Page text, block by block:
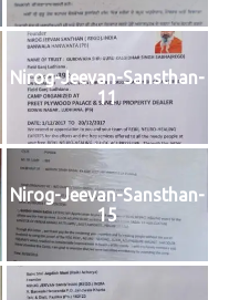
Nirog-Jeevan-Sansthan-
11
Nirog-Jeevan-Sansthan-
15